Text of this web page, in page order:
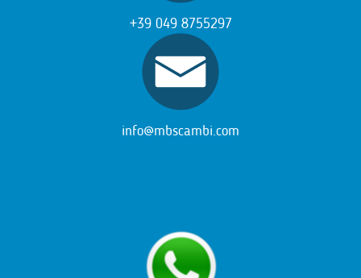
+39 049 8755297
info@mbscambi.com